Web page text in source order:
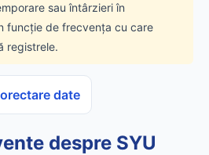
sau întârzieri în
funcție de frecvența cu care
registrele.
date
despre SYU